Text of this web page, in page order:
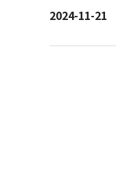
2024-11-21